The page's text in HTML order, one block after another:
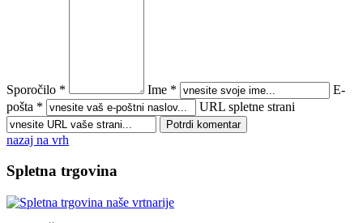
Sporočilo * Ime *
E-
pošta *
URL spletne strani
nazaj na vrh
Spletna trgovina